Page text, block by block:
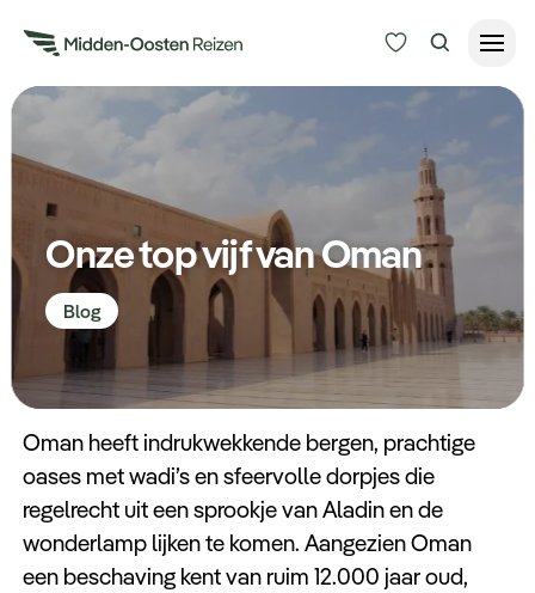
Alle bestemmingen
Type Reizen
Inspiratie
Meer
Reisduur
Budget
Zoeken
Onze top vijf van Oman
Blog
Oman heeft indrukwekkende bergen, prachtige
oases met wadi’s en sfeervolle dorpjes die
regelrecht uit een sprookje van Aladin en de
wonderlamp lijken te komen. Aangezien Oman
een beschaving kent van ruim 12.000 jaar oud,